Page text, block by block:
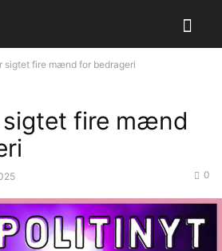
sigtet fire mænd for bedrageri
fire mænd
0